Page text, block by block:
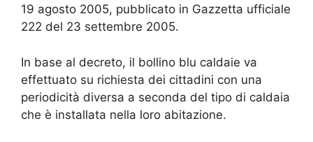
19 agosto 2005, pubblicato in Gazzetta ufficiale
222 del 23 settembre 2005.
In base al decreto, il bollino blu caldaie va
effettuato su richiesta dei cittadini con una
periodicità diversa a seconda del tipo di caldaia
che è installata nella loro abitazione.